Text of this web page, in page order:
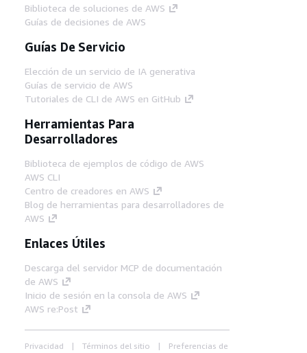
Biblioteca de soluciones de AWS
Guías de decisiones de AWS
Guías De Servicio
Elección de un servicio de IA generativa
Guías de servicio de AWS
Tutoriales de CLI de AWS en GitHub
Herramientas Para
Desarrolladores
Biblioteca de ejemplos de código de AWS
AWS CLI
Centro de creadores en AWS
Blog de herramientas para desarrolladores de
AWS
Enlaces Útiles
Descarga del servidor MCP de documentación
de AWS
Inicio de sesión en la consola de AWS
AWS re:Post
Privacidad Términos del sitio Preferencias de